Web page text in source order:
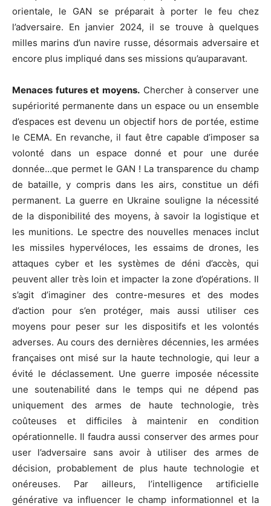
orientale, le GAN se préparait à porter le feu chez
l’adversaire. En janvier 2024, il se trouve à quelques
milles marins d’un navire russe, désormais adversaire et
encore plus impliqué dans ses missions qu’auparavant.
Menaces futures et moyens. Chercher à conserver une
supériorité permanente dans un espace ou un ensemble
d’espaces est devenu un objectif hors de portée, estime
le CEMA. En revanche, il faut être capable d’imposer sa
volonté dans un espace donné et pour une durée
donnée…que permet le GAN ! La transparence du champ
de bataille, y compris dans les airs, constitue un défi
permanent. La guerre en Ukraine souligne la nécessité
de la disponibilité des moyens, à savoir la logistique et
les munitions. Le spectre des nouvelles menaces inclut
les missiles hypervéloces, les essaims de drones, les
attaques cyber et les systèmes de déni d’accès, qui
peuvent aller très loin et impacter la zone d’opérations. Il
s’agit d’imaginer des contre-mesures et des modes
d’action pour s’en protéger, mais aussi utiliser ces
moyens pour peser sur les dispositifs et les volontés
adverses. Au cours des dernières décennies, les armées
françaises ont misé sur la haute technologie, qui leur a
évité le déclassement. Une guerre imposée nécessite
une soutenabilité dans le temps qui ne dépend pas
uniquement des armes de haute technologie, très
coûteuses et difficiles à maintenir en condition
opérationnelle. Il faudra aussi conserver des armes pour
user l’adversaire sans avoir à utiliser des armes de
décision, probablement de plus haute technologie et
onéreuses. Par ailleurs, l’intelligence artificielle
générative va influencer le champ informationnel et la